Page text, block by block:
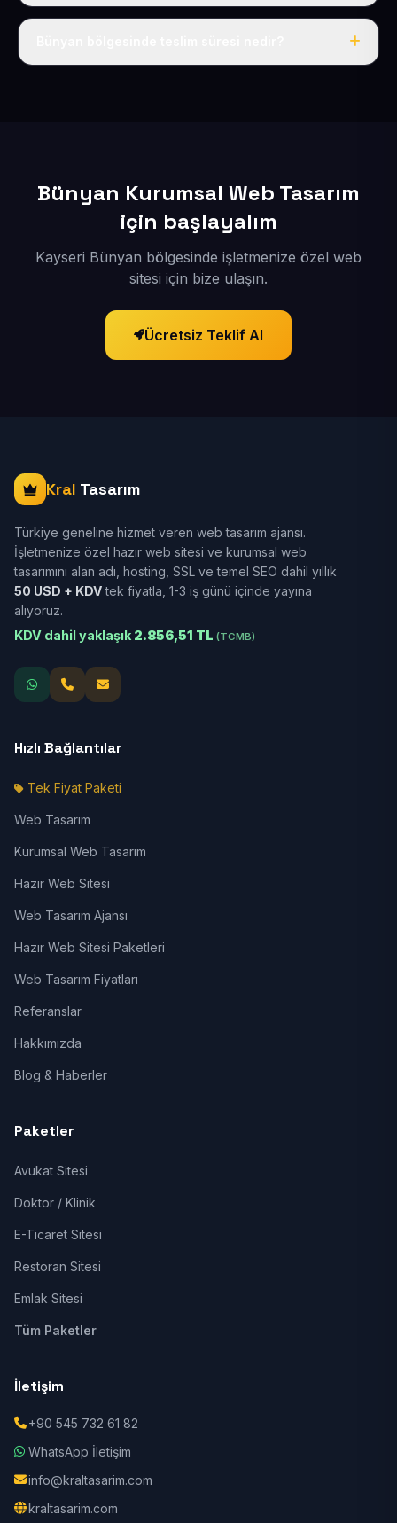
Yıllık 50 USD + KDV tek fiyat; alan adı, hosting, SSL ve
Bünyan Kurumsal Web Tasarım
için başlayalım
Kayseri Bünyan bölgesinde işletmenize özel web
sitesi için bize ulaşın.
Ücretsiz Teklif Al
Kral Tasarım
Türkiye geneline hizmet veren web tasarım ajansı.
İşletmenize özel hazır web sitesi ve kurumsal web
tasarımını alan adı, hosting, SSL ve temel SEO dahil yıllık
50 USD + KDVtek fiyatla, 1-3 iş günü içinde yayına
alıyoruz.
KDV dahil yaklaşık 2.856,51 TL (TCMB)
Hızlı Bağlantılar
Tek Fiyat Paketi
Web Tasarım
Kurumsal Web Tasarım
Hazır Web Sitesi
Web Tasarım Ajansı
Hazır Web Sitesi Paketleri
Web Tasarım Fiyatları
Referanslar
Hakkımızda
Blog & Haberler
Paketler
Avukat Sitesi
Doktor / Klinik
E-Ticaret Sitesi
Restoran Sitesi
Emlak Sitesi
Tüm Paketler
İletişim
+90 545 732 61 82
WhatsApp İletişim
info@kraltasarim.com
kraltasarim.com